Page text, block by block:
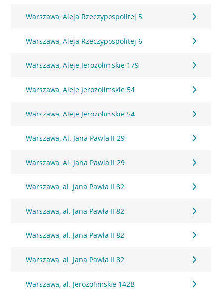
Warszawa, Aleja Rzeczypospolitej 5
Warszawa, Aleja Rzeczypospolitej 6
Warszawa, Aleje Jerozolimskie 179
Warszawa, Aleje Jerozolimskie 54
Warszawa, Aleje Jerozolimskie 54
Warszawa, Al. Jana Pawla II 29
Warszawa, Al. Jana Pawla II 29
Warszawa, al. Jana Pawła II 82
Warszawa, al. Jana Pawła II 82
Warszawa, al. Jana Pawła II 82
Warszawa, al. Jana Pawła II 82
Warszawa, al. Jerozolimskie 142B